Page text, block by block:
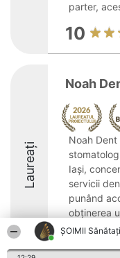
ŞOIMII
parter,
10
Laureați
Noah
Noah
Iași,
servicii
punând
obținerea
pentru
8.7